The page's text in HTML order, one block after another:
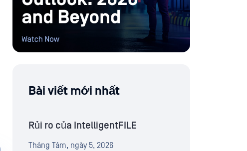
Bài viết mới nhất
Rủi ro của IntelligentFILE
Tháng Tám, ngày 5, 2026